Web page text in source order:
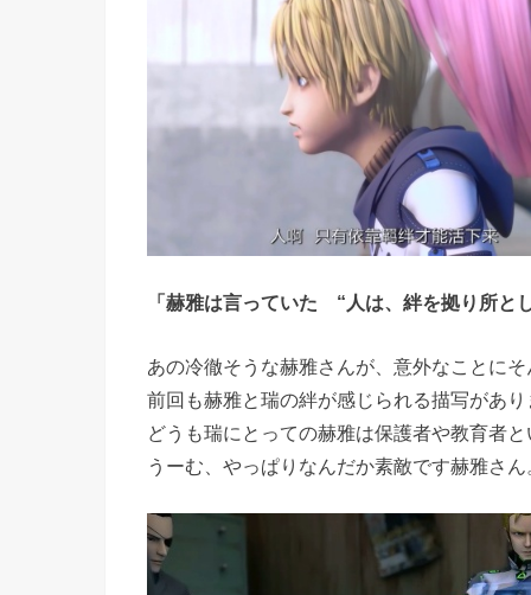
「赫雅は言っていた “人は、絆を拠り所
あの冷徹そうな赫雅さんが、意外なことに
前回も赫雅と瑞の絆が感じられる描写があ
どうも瑞にとっての赫雅は保護者や教育者
うーむ、やっぱりなんだか素敵です赫雅さん